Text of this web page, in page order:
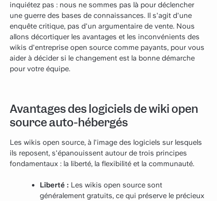
inquiétez pas : nous ne sommes pas là pour déclencher
une guerre des bases de connaissances. Il s'agit d'une
enquête critique, pas d'un argumentaire de vente. Nous
allons décortiquer les avantages et les inconvénients des
wikis d'entreprise open source comme payants, pour vous
aider à décider si le changement est la bonne démarche
pour votre équipe.
Avantages des logiciels de wiki open
source auto-hébergés
Les wikis open source, à l'image des logiciels sur lesquels
ils reposent, s'épanouissent autour de trois principes
fondamentaux : la liberté, la flexibilité et la communauté.
Liberté : Les wikis open source sont
généralement gratuits, ce qui préserve le précieux